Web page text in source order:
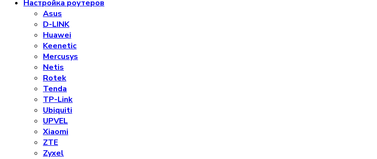
Настройка роутеров
Asus
D-LINK
Huawei
Keenetic
Mercusys
Netis
Rotek
Tenda
TP-Link
Ubiquiti
UPVEL
Xiaomi
ZTE
Zyxel